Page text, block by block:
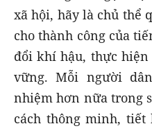
xã hội, hãy là chủ thể
cho thành công của
đổi khí hậu, thực
vững. Mỗi người
nhiệm hơn nữa trong
cách thông minh,